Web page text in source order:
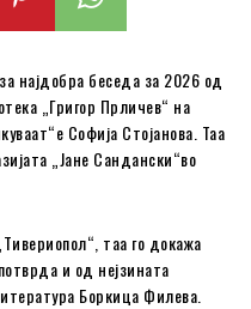
најдобра беседа за 2026 од
„Григор Прличев“ на
Софија Стојанова. Таа
„Јане Сандански“во
таа го докажа
и од нејзината
Боркица Филева.